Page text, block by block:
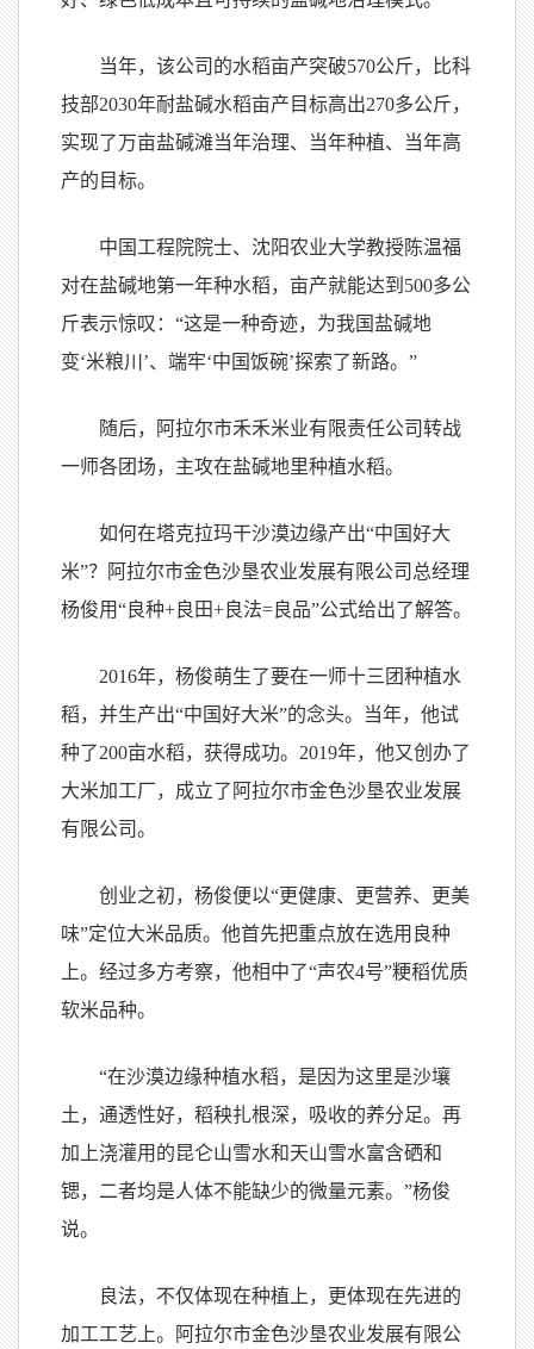
当年，该公司的水稻亩产突破570公斤，比科
技部2030年耐盐碱水稻亩产目标高出270多公斤，
实现了万亩盐碱滩当年治理、当年种植、当年高
产的目标。
中国工程院院士、沈阳农业大学教授陈温福
对在盐碱地第一年种水稻，亩产就能达到500多公
斤表示惊叹：“这是一种奇迹，为我国盐碱地
变‘米粮川’、端牢‘中国饭碗’探索了新路。”
随后，阿拉尔市禾禾米业有限责任公司转战
一师各团场，主攻在盐碱地里种植水稻。
如何在塔克拉玛干沙漠边缘产出“中国好大
米”？阿拉尔市金色沙垦农业发展有限公司总经理
杨俊用“良种+良田+良法=良品”公式给出了解答。
2016年，杨俊萌生了要在一师十三团种植水
稻，并生产出“中国好大米”的念头。当年，他试
种了200亩水稻，获得成功。2019年，他又创办了
大米加工厂，成立了阿拉尔市金色沙垦农业发展
有限公司。
创业之初，杨俊便以“更健康、更营养、更美
味”定位大米品质。他首先把重点放在选用良种
上。经过多方考察，他相中了“声农4号”粳稻优质
软米品种。
“在沙漠边缘种植水稻，是因为这里是沙壤
土，通透性好，稻秧扎根深，吸收的养分足。再
加上浇灌用的昆仑山雪水和天山雪水富含硒和
锶，二者均是人体不能缺少的微量元素。”杨俊
说。
良法，不仅体现在种植上，更体现在先进的
加工工艺上。阿拉尔市金色沙垦农业发展有限公